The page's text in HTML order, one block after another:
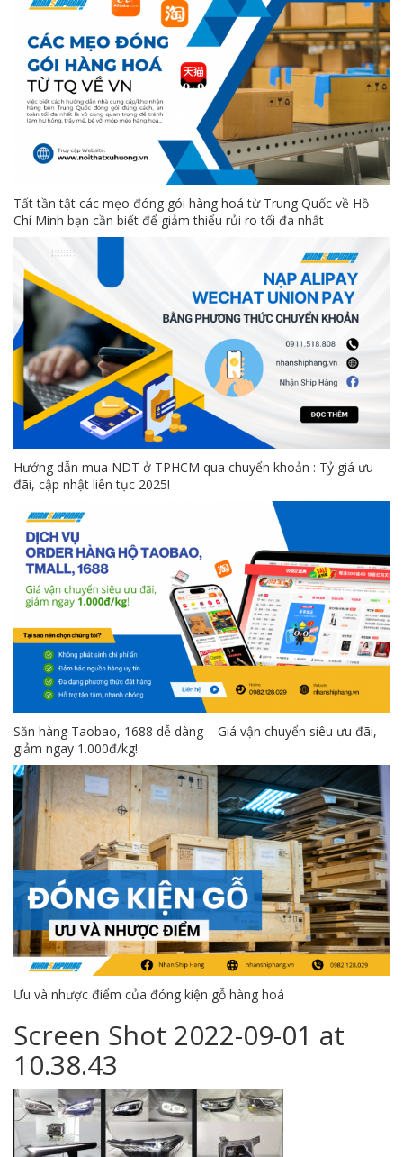
Tất tần tật các mẹo đóng gói hàng hoá từ Trung Quốc về Hồ
Chí Minh bạn cần biết để giảm thiểu rủi ro tối đa nhất
Hướng dẫn mua NDT ở TPHCM qua chuyển khoản : Tỷ giá ưu
đãi, cập nhật liên tục 2025!
Săn hàng Taobao, 1688 dễ dàng – Giá vận chuyển siêu ưu đãi,
giảm ngay 1.000đ/kg!
Ưu và nhược điểm của đóng kiện gỗ hàng hoá
Screen Shot 2022-09-01 at
10.38.43